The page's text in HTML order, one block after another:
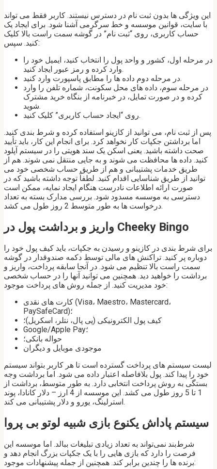
این ویژگی ها بدون ثبت نام در دسترس نیستند. کاربر فقط می تواند
با سایت، قوانین موسسه و خط سرگرمی آشنا شود. برای ایجاد یک
حساب کاربری، روی “ثبت نام” در گوشه سمت راست بالا کلیک
کنید. سپس:
در مرحله اول، کشور و واحد پول را انتخاب کنید، ایمیل خود را
وارد کرده و رمز عبور ایجاد کنید.
در مرحله دوم داده ها را مطابق پاسپورت وارد کنید.
در مرحله سوم، داده های محل سکونت، شماره تلفن را وارد
کرده و در صورت تمایل، در خبرنامه از بنگاه خرید مشترک
شوید.
روی “ایجاد حساب کاربری” کلیک کنید.
پس از ثبت نام، می توانید از کازینو استفاده کرده و شرط بندی کنید.
اما برداشتن جکپات کار نخواهد کرد. برای انجام این کار، باید تأیید
صحت داشته باشید. یعنی اسکن یک سند هویتی را در سیستم آپلود
کنید. داده ها محافظت می شوند و به جایی منتقل نمی شوند. هم از
طریق خدمات پشتیبانی و هم از طریق حساب شخصی خود می
توانید از طریق شناسایی اقدام کنید. لطفاً توجه داشته باشید که در
صورت ارائه اطلاعات نادرست هنگام ایجاد نمایه، ممکن است
دسترسی به موسسه مسدود شود. بررسی مدارک بسته به تعداد
درخواست ها به طور متوسط ​​2 روز طول می کشد.
واریز و برداشت پول در Cheeky Bingo
برای شرط بندی در کازینو و رسیدن به جکپات، باید کیف پول خود را
دوباره پر کنید. تراکنش های مالی توسط دکمه صندوقدار در گوشه
سمت راست بالا تنظیم می شود. در آنجا سابقه پرداخت، واریز و
برداشت را خواهید دید. همچنین می توانید آنها را در حساب شخصی
خود مدیریت کنید. از جمله روش های پرداخت موجود:
کارت های نقدی (Visa، Maestro، Mastercard،
PaySafeCard)؛
کیف پول الکترونیکی (پی پال، نتلر، اسکریل)؛
Google/Apple Pay؛
حواله بانکی؛
موجودی موبایل و دیگران
لیست سیستم های پرداخت گسترده است تا هر کاربر بتواند سیستم
خود را پیدا کند. پول بلافاصله اعتبار داده می شود. اما برداشت وجه
بستگی به روش پرداخت انتخابی دارد. به طور متوسط، برداشت از
1 تا 5 روز طول می کشد. این موسسه از 4 ارز – دلار کانادا، پوند
استرلینگ، یورو و دلار پشتیبانی می کند.
سیستم پاداش یکنوع بازی شبیه لوتو بی پروا
شرط‌بند نمی‌تواند به تعداد زیادی تبلیغات ببالد. اما موسسه این
فرصت را دارد که بازی هایی را با یک جکپات بزرگ انجام دهد و
برنده ها را چندین برابر کند. همچنین از جمله پیشنهادات موجود: